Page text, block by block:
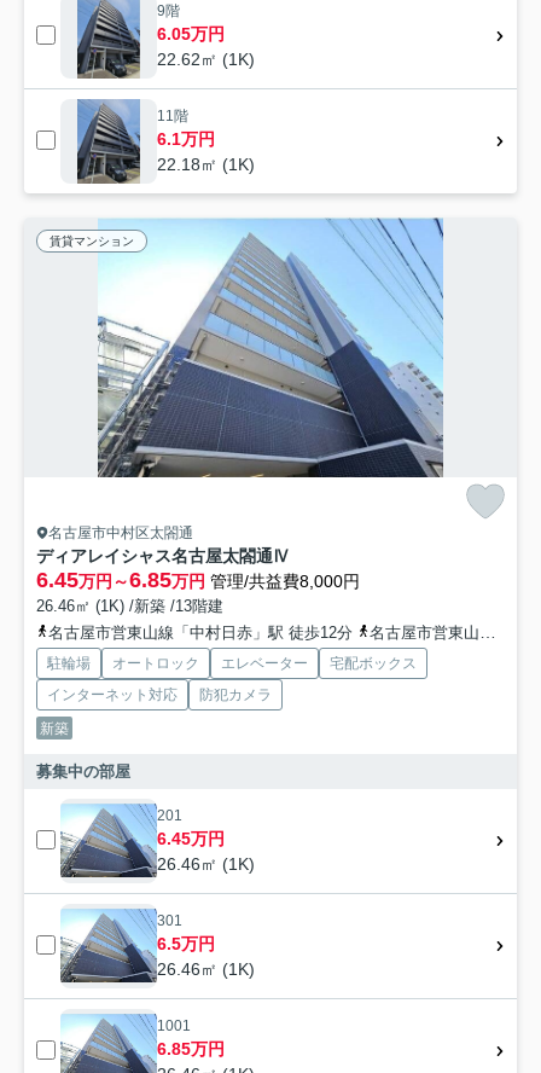
9階
6.05万円
22.62㎡ (1K)
11階
6.1万円
22.18㎡ (1K)
賃貸マンション
名古屋市中村区太閤通
ディアレイシャス名古屋太閤通Ⅳ
6.45万円～6.85万円 管理/共益費8,000円
26.46㎡ (1K) /新築 /13階建
名古屋市営東山線「中村日赤」駅 徒歩12分
名古屋市営東山線「中村公園」駅 徒歩13分
駐輪場 オートロック エレベーター
宅配ボックス
インターネット対応
防犯カメラ
新築
募集中の部屋
201
6.45万円
26.46㎡ (1K)
301
6.5万円
26.46㎡ (1K)
1001
6.85万円